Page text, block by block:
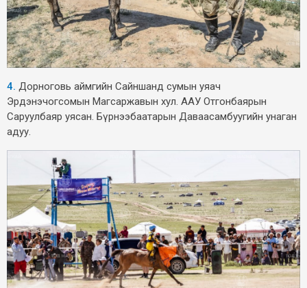
4. Дорноговь аймгийн Сайншанд сумын уяач
Эрдэнэчогсомын Магсаржавын хул. ААУ Отгонбаярын
Саруулбаяр уясан. Бүрнээбаатарын Даваасамбуугийн унаган
адуу.